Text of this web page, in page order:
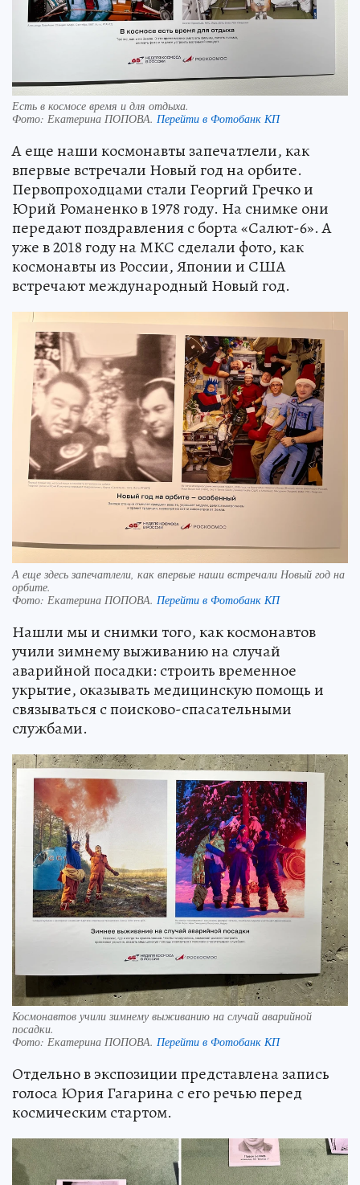
Есть в космосе время и для отдыха.
Фото: Екатерина ПОПОВА. Перейти в Фотобанк КП
А еще наши космонавты запечатлели, как
впервые встречали Новый год на орбите.
Первопроходцами стали Георгий Гречко и
Юрий Романенко в 1978 году. На снимке они
передают поздравления с борта «Салют-6». А
уже в 2018 году на МКС сделали фото, как
космонавты из России, Японии и США
встречают международный Новый год.
А еще здесь запечатлели, как впервые наши встречали Новый год на
орбите.
Фото: Екатерина ПОПОВА. Перейти в Фотобанк КП
Нашли мы и снимки того, как космонавтов
учили зимнему выживанию на случай
аварийной посадки: строить временное
укрытие, оказывать медицинскую помощь и
связываться с поисково-спасательными
службами.
Космонавтов учили зимнему выживанию на случай аварийной
посадки.
Фото: Екатерина ПОПОВА. Перейти в Фотобанк КП
Отдельно в экспозиции представлена запись
голоса Юрия Гагарина с его речью перед
космическим стартом.